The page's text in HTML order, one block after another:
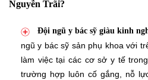
Nguyễn Trãi?
Đội ngũ y bác sỹ giàu kinh
ngũ y bác sỹ sản phụ khoa với
làm việc tại các cơ sở y tế
trường hợp luôn cố gắng, nỗ